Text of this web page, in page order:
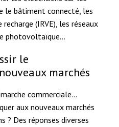
le bâtiment connecté, les
(IRVE), les réseaux
photovoltaïque…
le
marchés
commerciale…
aux nouveaux marchés
? Des réponses diverses